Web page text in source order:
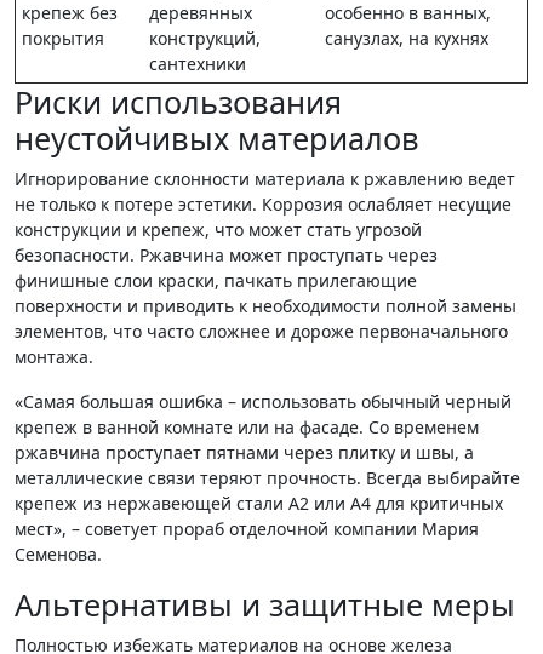
крепеж без
покрытия
деревянных
конструкций,
сантехники
особенно в ванных,
санузлах, на кухнях
Риски использования
неустойчивых материалов
Игнорирование склонности материала к ржавлению ведет
не только к потере эстетики. Коррозия ослабляет несущие
конструкции и крепеж, что может стать угрозой
безопасности. Ржавчина может проступать через
финишные слои краски, пачкать прилегающие
поверхности и приводить к необходимости полной замены
элементов, что часто сложнее и дороже первоначального
монтажа.
«Самая большая ошибка – использовать обычный черный
крепеж в ванной комнате или на фасаде. Со временем
ржавчина проступает пятнами через плитку и швы, а
металлические связи теряют прочность. Всегда выбирайте
крепеж из нержавеющей стали A2 или A4 для критичных
мест», – советует прораб отделочной компании Мария
Семенова.
Альтернативы и защитные меры
Полностью избежать материалов на основе железа